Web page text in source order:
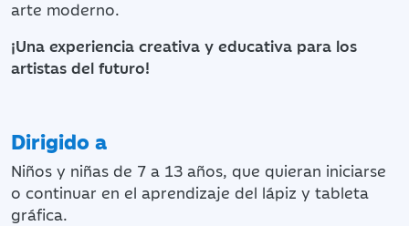
arte moderno.
¡Una experiencia creativa y educativa para los
artistas del futuro!
Dirigido a
Niños y niñas de 7 a 13 años, que quieran iniciarse
o continuar en el aprendizaje del lápiz y tableta
gráfica.